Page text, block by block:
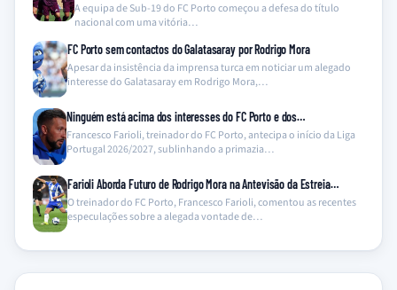
A equipa de Sub-19 do FC Porto começou a defesa do título
nacional com uma vitória…
FC Porto sem contactos do Galatasaray por Rodrigo Mora
Apesar da insistência da imprensa turca em noticiar um alegado
interesse do Galatasaray em Rodrigo Mora,…
Ninguém está acima dos interesses do FC Porto e dos…
Francesco Farioli, treinador do FC Porto, antecipa o início da Liga
Portugal 2026/2027, sublinhando a primazia…
Farioli Aborda Futuro de Rodrigo Mora na Antevisão da Estreia…
O treinador do FC Porto, Francesco Farioli, comentou as recentes
especulações sobre a alegada vontade de…